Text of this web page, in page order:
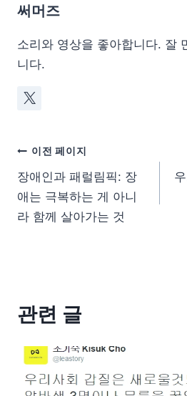
써머즈
소리와 영상을 좋아합니다. 잘
니다.
이전 페이지
장애인과 패럴림픽: 장
애는 극복하는 게 아니
라 함께 살아가는 것
관련 글